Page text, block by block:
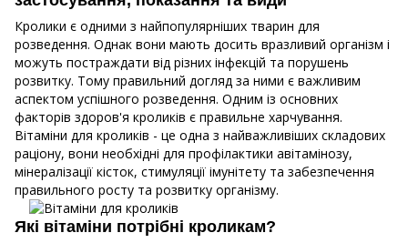
Кролики є одними з найпопулярніших тварин для
розведення. Однак вони мають досить вразливий організм і
можуть постраждати від різних інфекцій та порушень
розвитку. Тому правильний догляд за ними є важливим
аспектом успішного розведення. Одним із основних
факторів здоров'я кроликів є правильне харчування.
Вітаміни для кроликів - це одна з найважливіших складових
раціону, вони необхідні для профілактики авітамінозу,
мінералізації кісток, стимуляції імунітету та забезпечення
правильного росту та розвитку організму.
Які вітаміни потрібні кроликам?